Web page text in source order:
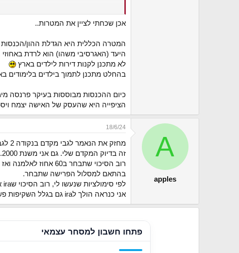
בשביל להבין אם אתם הולכים בדרך הנכונה
להגיע.
אכן שכחתי לציין את המטרות..
המטרה הכללית היא הגדלת ההון/הכנסות
היעד (האגרסיבי משהו) הוא לרדת באחוזי המשרה שלי ל-50% או
לא מתכנן לקנות דירות לילדים בארץ
בהחלט מתכנן לתמוך בילדים בלימודים
כיום ההכנסות מבוססות בעיקר פרנסה
הציפייה היא שהעסק של האישה יצמח ויספק
A
apples
18/6/24
מחזק את הנאמר לגבי מקדם בנקודה 2 לגבי מקדם.
זה בדיוק המקדם שלי. גם אני משנת 2000.
בהתאם למסלול הפרישה שתבחר.
לפי סימולציות שנעשו לי, רוב הסיכוי שira או קרן פנסיה דווקא עדיפות אם כי לא בהפרש ענק.
אני כנראה הולך לira גם בגלל השקיפות פשטות ושליטה בנכסי הבסיס (לא רוצה להיות מושקע בארץ)
פתחו חשבון למסחר עצמאי